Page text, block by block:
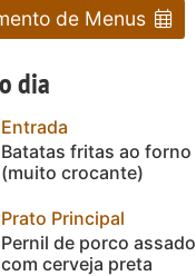
de Menus
dia
Entrada
Batatas fritas ao forno
(muito crocante)
Prato Principal
Pernil de porco assado
com cerveja preta